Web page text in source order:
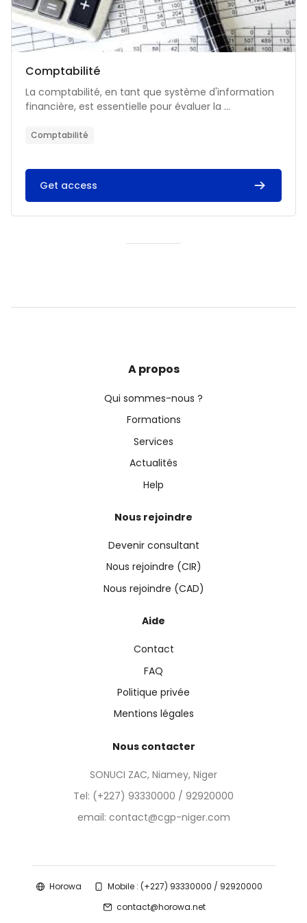
Catégorie de cours
Nom du cours
Comptabilité
Résumé du cours :
La comptabilité, en tant que système d'information
financière, est essentielle pour évaluer la ...
Comptabilité
Get access
A propos
Qui sommes-nous ?
Formations
Services
Actualités
Help
Nous rejoindre
Devenir consultant
Nous rejoindre (CIR)
Nous rejoindre (CAD)
Aide
Contact
FAQ
Politique privée
Mentions légales
Nous contacter
SONUCI ZAC, Niamey, Niger
Tel: (+227) 93330000 / 92920000
email: contact@cgp-niger.com
Horowa
Mobile : (+227) 93330000 / 92920000
contact@horowa.net